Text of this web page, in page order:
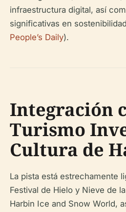
infraestructura digital, así
significativas en
People’s Daily).
Integración
Turismo
Cultura de
La pista está estrechamente
Festival de Hielo y Nieve de
Harbin Ice and Snow World,